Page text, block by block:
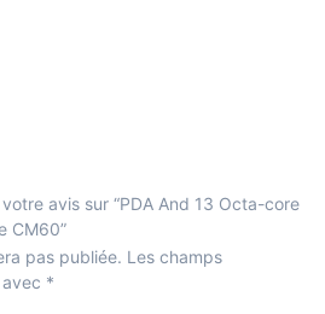
avis sur “PDA And 13 Octa-core
CM60”
pas publiée. Les champs
*